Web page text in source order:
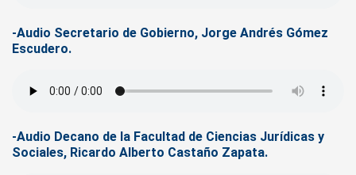
-Audio Secretario de Gobierno, Jorge Andrés Gómez
Escudero.
-Audio Decano de la Facultad de Ciencias Jurídicas y
Sociales, Ricardo Alberto Castaño Zapata.